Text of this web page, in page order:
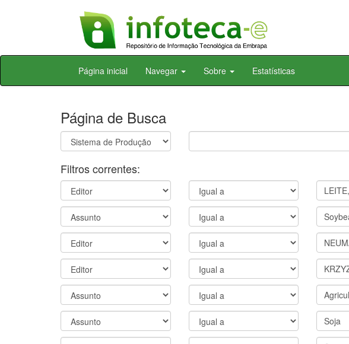
Skip
Página inicial Navegar Sobre Estatísticas
Página de Busca
Filtros correntes: